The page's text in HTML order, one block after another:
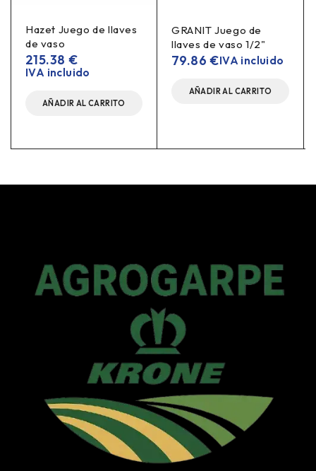
Hazet Juego de llaves
de vaso
215.38 €
IVA incluido
AÑADIR AL CARRITO
GRANIT Juego de
llaves de vaso 1/2"
79.86€IVA incluido
AÑADIR AL CARRITO